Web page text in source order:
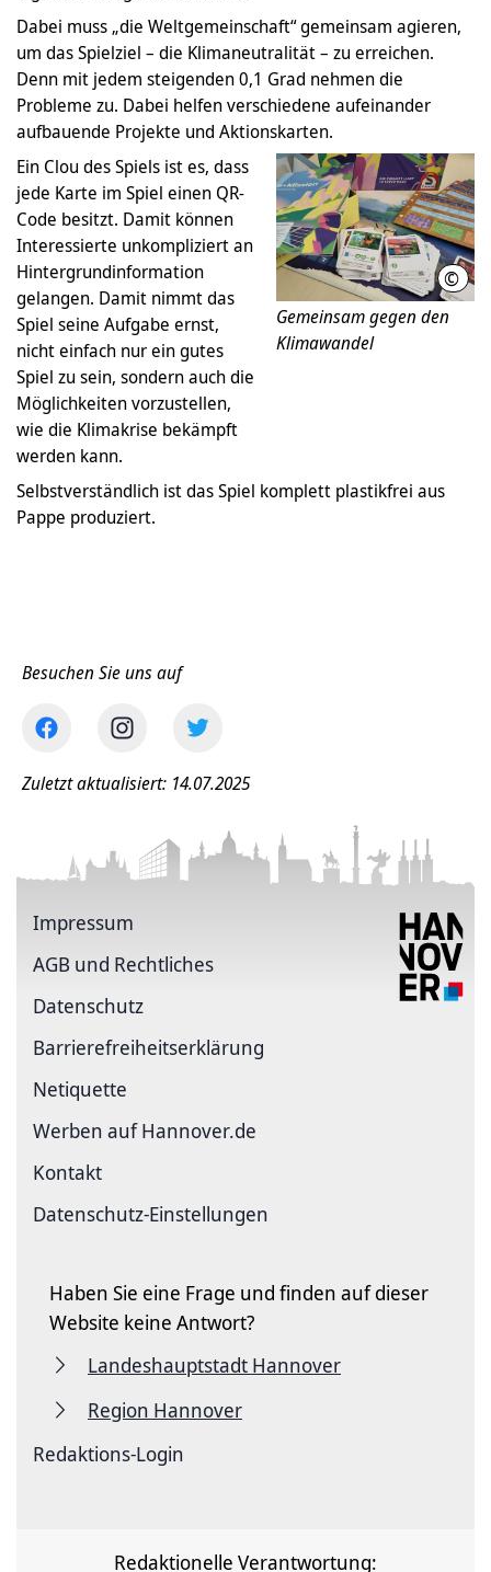
Dabei muss „die Weltgemeinschaft“ gemeinsam agieren,
um das Spielziel – die Klimaneutralität – zu erreichen.
Denn mit jedem steigenden 0,1 Grad nehmen die
Probleme zu. Dabei helfen verschiedene aufeinander
aufbauende Projekte und Aktionskarten.
©
Gemeinsam gegen den
Klimawandel
Ein Clou des Spiels ist es, dass
jede Karte im Spiel einen QR-
Code besitzt. Damit können
Interessierte unkompliziert an
Hintergrundinformation
gelangen. Damit nimmt das
Spiel seine Aufgabe ernst,
nicht einfach nur ein gutes
Spiel zu sein, sondern auch die
Möglichkeiten vorzustellen,
wie die Klimakrise bekämpft
werden kann.
Selbstverständlich ist das Spiel komplett plastikfrei aus
Pappe produziert.
Besuchen Sie uns auf
Zuletzt aktualisiert: 14.07.2025
Impressum
AGB und Rechtliches
Datenschutz
Barriere­freiheits­erklärung
Netiquette
Werben auf Hannover.de
Kontakt
Datenschutz-Einstellungen
Haben Sie eine Frage und finden auf dieser
Website keine Antwort?
Landeshauptstadt Hannover
Region Hannover
Redaktions-Login
Redaktionelle Verantwortung: